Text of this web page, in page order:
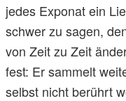
jedes Exponat ein
schwer zu sagen,
von Zeit zu Zeit
fest: Er sammelt
selbst nicht berührt